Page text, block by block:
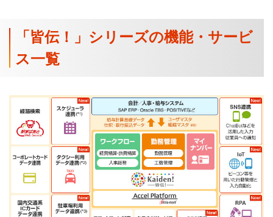
「皆伝！」シリーズの機能・サービ
ス一覧